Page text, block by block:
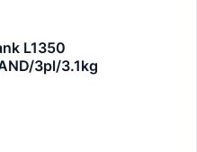
L1350
3pl/3.1kg